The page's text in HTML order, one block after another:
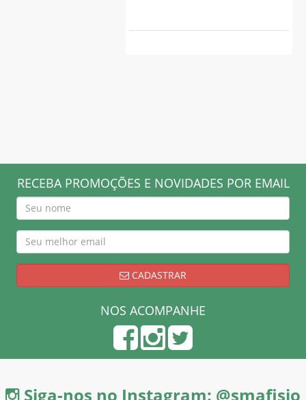
RECEBA PROMOÇÕES E NOVIDADES POR EMAIL
CADASTRAR
NOS ACOMPANHE
Siga-nos no Instagram: @smafisio